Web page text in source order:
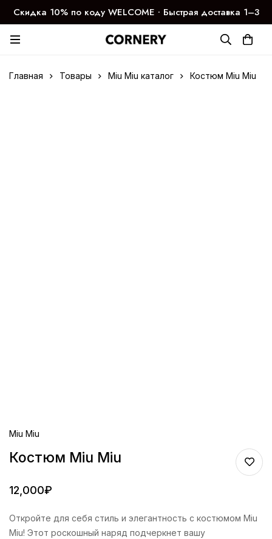
Скидка 10% по коду WELCOME ∙ Быстрая доставка 1–3
дня
Главная Товары Miu Miu каталог Костюм Miu Miu
Miu Miu
Костюм Miu Miu
12,000₽
Откройте для себя стиль и элегантность с костюмом Miu
Miu! Этот роскошный наряд подчеркнет вашу